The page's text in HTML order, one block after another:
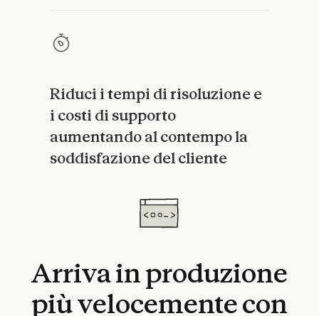
Riduci i tempi di risoluzione e
i costi di supporto
aumentando al contempo la
soddisfazione del cliente‍
Arrivainproduzione
piùvelocementecon